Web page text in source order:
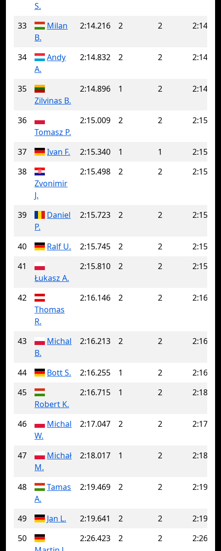
S.
33
Milan
B.
2:14.216 2 2
34
Andy
A.
2:14.832 2 2
35
Zilvinas B.
2:14.896 1 2
36
Tomasz P.
2:15.009 2 2
37 Ivan F. 2:15.340 1 1
38
Zvonimir
J.
2:15.498 2 2
39
Daniel
P.
2:15.723 2 2
40 Ralf U. 2:15.745 2 2
41
Łukasz A.
2:15.810 2 2
42
Thomas
R.
2:16.146 2 2
43
Michal
B.
2:16.213 2 2
44 Bott S. 2:16.255 1 2
45
Robert K.
2:16.715 1 2
46
Michal
W.
2:17.047 2 2
47
Michał
M.
2:18.017 1 2
48
Tamas
A.
2:19.469 2 2
49 Jan L. 2:19.641 2 2
50
2:26.423 2 2